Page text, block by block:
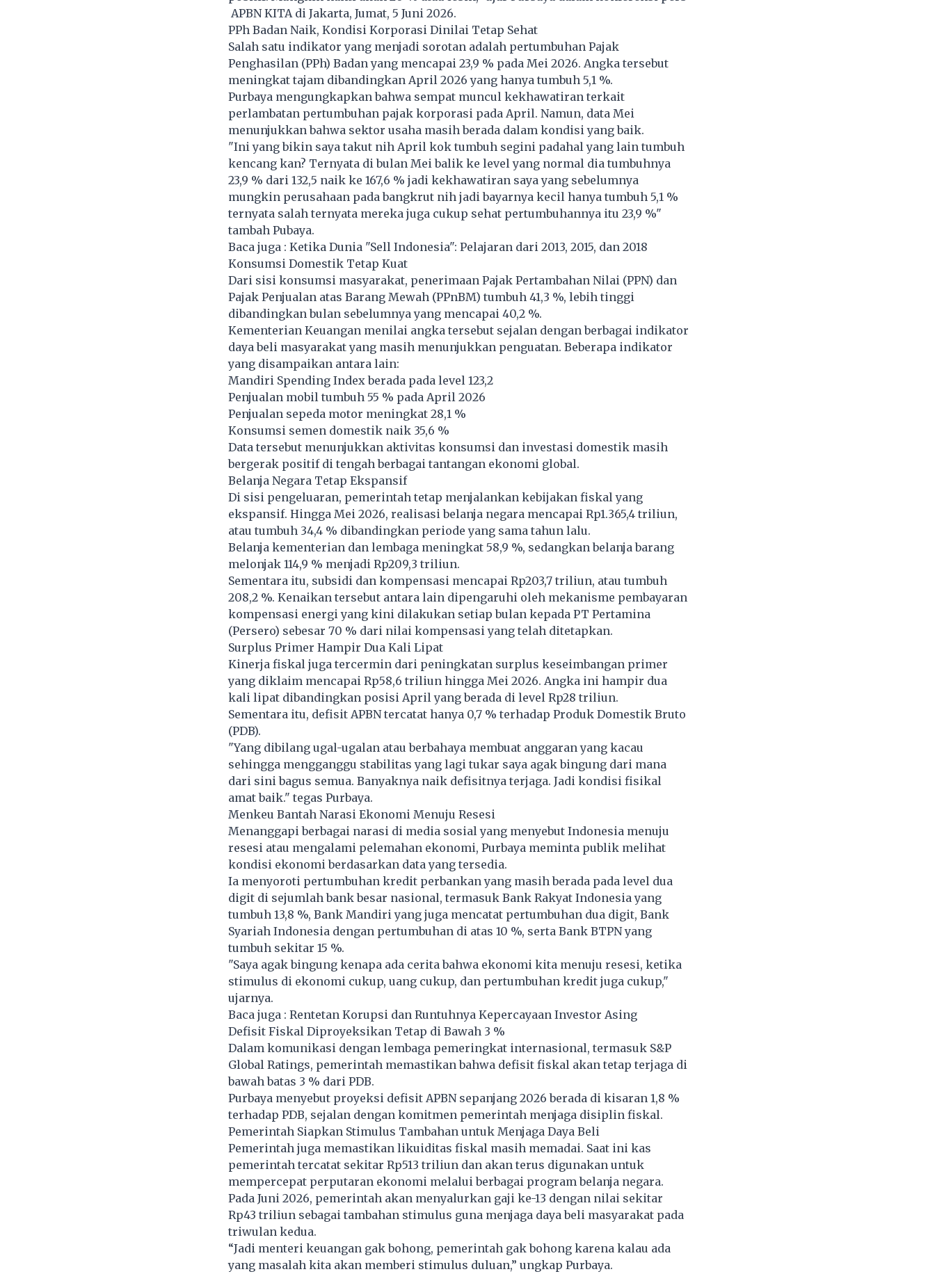
APBN KITA di Jakarta, Jumat, 5 Juni 2026.
PPh Badan Naik, Kondisi Korporasi Dinilai Tetap Sehat
Salah satu indikator yang menjadi sorotan adalah pertumbuhan Pajak
Penghasilan (PPh) Badan yang mencapai 23,9 % pada Mei 2026. Angka tersebut
meningkat tajam dibandingkan April 2026 yang hanya tumbuh 5,1 %.
Purbaya mengungkapkan bahwa sempat muncul kekhawatiran terkait
perlambatan pertumbuhan pajak korporasi pada April. Namun, data Mei
menunjukkan bahwa sektor usaha masih berada dalam kondisi yang baik.
"Ini yang bikin saya takut nih April kok tumbuh segini padahal yang lain tumbuh
kencang kan? Ternyata di bulan Mei balik ke level yang normal dia tumbuhnya
23,9 % dari 132,5 naik ke 167,6 % jadi kekhawatiran saya yang sebelumnya
mungkin perusahaan pada bangkrut nih jadi bayarnya kecil hanya tumbuh 5,1 %
ternyata salah ternyata mereka juga cukup sehat pertumbuhannya itu 23,9 %"
tambah Pubaya.
Baca juga : Ketika Dunia "Sell Indonesia": Pelajaran dari 2013, 2015, dan 2018
Konsumsi Domestik Tetap Kuat
Dari sisi konsumsi masyarakat, penerimaan Pajak Pertambahan Nilai (PPN) dan
Pajak Penjualan atas Barang Mewah (PPnBM) tumbuh 41,3 %, lebih tinggi
dibandingkan bulan sebelumnya yang mencapai 40,2 %.
Kementerian Keuangan menilai angka tersebut sejalan dengan berbagai indikator
daya beli masyarakat yang masih menunjukkan penguatan. Beberapa indikator
yang disampaikan antara lain:
Mandiri Spending Index berada pada level 123,2
Penjualan mobil tumbuh 55 % pada April 2026
Penjualan sepeda motor meningkat 28,1 %
Konsumsi semen domestik naik 35,6 %
Data tersebut menunjukkan aktivitas konsumsi dan investasi domestik masih
bergerak positif di tengah berbagai tantangan ekonomi global.
Belanja Negara Tetap Ekspansif
Di sisi pengeluaran, pemerintah tetap menjalankan kebijakan fiskal yang
ekspansif. Hingga Mei 2026, realisasi belanja negara mencapai Rp1.365,4 triliun,
atau tumbuh 34,4 % dibandingkan periode yang sama tahun lalu.
Belanja kementerian dan lembaga meningkat 58,9 %, sedangkan belanja barang
melonjak 114,9 % menjadi Rp209,3 triliun.
Sementara itu, subsidi dan kompensasi mencapai Rp203,7 triliun, atau tumbuh
208,2 %. Kenaikan tersebut antara lain dipengaruhi oleh mekanisme pembayaran
kompensasi energi yang kini dilakukan setiap bulan kepada PT Pertamina
(Persero) sebesar 70 % dari nilai kompensasi yang telah ditetapkan.
Surplus Primer Hampir Dua Kali Lipat
Kinerja fiskal juga tercermin dari peningkatan surplus keseimbangan primer
yang diklaim mencapai Rp58,6 triliun hingga Mei 2026. Angka ini hampir dua
kali lipat dibandingkan posisi April yang berada di level Rp28 triliun.
Sementara itu, defisit APBN tercatat hanya 0,7 % terhadap Produk Domestik Bruto
(PDB).
"Yang dibilang ugal-ugalan atau berbahaya membuat anggaran yang kacau
sehingga mengganggu stabilitas yang lagi tukar saya agak bingung dari mana
dari sini bagus semua. Banyaknya naik defisitnya terjaga. Jadi kondisi fisikal
amat baik." tegas Purbaya.
Menkeu Bantah Narasi Ekonomi Menuju Resesi
Menanggapi berbagai narasi di media sosial yang menyebut Indonesia menuju
resesi atau mengalami pelemahan ekonomi, Purbaya meminta publik melihat
kondisi ekonomi berdasarkan data yang tersedia.
Ia menyoroti pertumbuhan kredit perbankan yang masih berada pada level dua
digit di sejumlah bank besar nasional, termasuk Bank Rakyat Indonesia yang
tumbuh 13,8 %, Bank Mandiri yang juga mencatat pertumbuhan dua digit, Bank
Syariah Indonesia dengan pertumbuhan di atas 10 %, serta Bank BTPN yang
tumbuh sekitar 15 %.
"Saya agak bingung kenapa ada cerita bahwa ekonomi kita menuju resesi, ketika
stimulus di ekonomi cukup, uang cukup, dan pertumbuhan kredit juga cukup,"
ujarnya.
Baca juga : Rentetan Korupsi dan Runtuhnya Kepercayaan Investor Asing
Defisit Fiskal Diproyeksikan Tetap di Bawah 3 %
Dalam komunikasi dengan lembaga pemeringkat internasional, termasuk S&P
Global Ratings, pemerintah memastikan bahwa defisit fiskal akan tetap terjaga di
bawah batas 3 % dari PDB.
Purbaya menyebut proyeksi defisit APBN sepanjang 2026 berada di kisaran 1,8 %
terhadap PDB, sejalan dengan komitmen pemerintah menjaga disiplin fiskal.
Pemerintah Siapkan Stimulus Tambahan untuk Menjaga Daya Beli
Pemerintah juga memastikan likuiditas fiskal masih memadai. Saat ini kas
pemerintah tercatat sekitar Rp513 triliun dan akan terus digunakan untuk
mempercepat perputaran ekonomi melalui berbagai program belanja negara.
Pada Juni 2026, pemerintah akan menyalurkan gaji ke-13 dengan nilai sekitar
Rp43 triliun sebagai tambahan stimulus guna menjaga daya beli masyarakat pada
triwulan kedua.
“Jadi menteri keuangan gak bohong, pemerintah gak bohong karena kalau ada
yang masalah kita akan memberi stimulus duluan,” ungkap Purbaya.